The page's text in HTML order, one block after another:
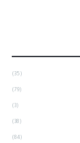
(35)
(79)
(3)
(38)
(84)